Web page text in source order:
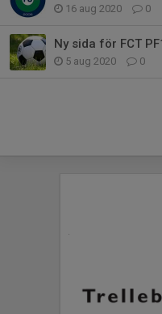
16 aug 2020 0
Ny sida för FCT
5 aug 2020 0